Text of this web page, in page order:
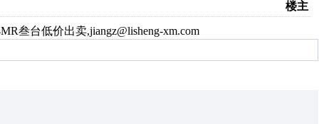
楼主
叁台低价出卖,jiangz@lisheng-xm.com